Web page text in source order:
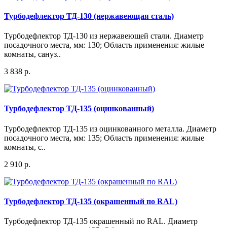
Турбодефлектор ТД-130 (нержавеющая сталь)
Турбодефлектор ТД-130 из нержавеющей стали. Диаметр
посадочного места, мм: 130; Область применения: жилые
комнаты, сануз..
3 838 р.
Турбодефлектор ТД-135 (оцинкованный)
Турбодефлектор ТД-135 из оцинкованного металла. Диаметр
посадочного места, мм: 135; Область применения: жилые
комнаты, с..
2 910 р.
Турбодефлектор ТД-135 (окрашенный по RAL)
Турбодефлектор ТД-135 окрашенный по RAL. Диаметр